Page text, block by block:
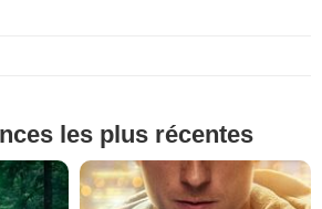
les plus récentes